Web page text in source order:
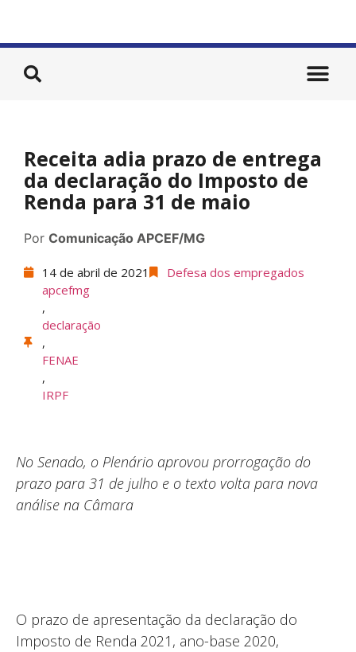
Receita adia prazo de entrega
da declaração do Imposto de
Renda para 31 de maio
Por Comunicação APCEF/MG
14 de abril de 2021
Defesa dos empregados
apcefmg
,
declaração
,
FENAE
,
IRPF
No Senado, o Plenário aprovou prorrogação do
prazo para 31 de julho e o texto volta para nova
análise na Câmara
O prazo de apresentação da declaração do
Imposto de Renda 2021, ano-base 2020,